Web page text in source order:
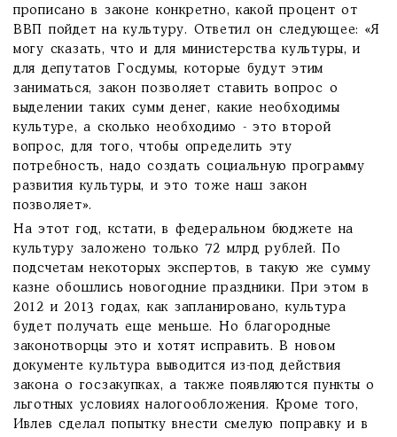
прописано в законе конкретно, какой процент от
ВВП пойдет на культуру. Ответил он следующее: «Я
могу сказать, что и для министерства культуры, и
для депутатов Госдумы, которые будут этим
заниматься, закон позволяет ставить вопрос о
выделении таких сумм денег, какие необходимы
культуре, а сколько необходимо - это второй
вопрос, для того, чтобы определить эту
потребность, надо создать социальную программу
развития культуры, и это тоже наш закон
позволяет».
На этот год, кстати, в федеральном бюджете на
культуру заложено только 72 млрд рублей. По
подсчетам некоторых экспертов, в такую же сумму
казне обошлись новогодние праздники. При этом в
2012 и 2013 годах, как запланировано, культура
будет получать еще меньше. Но благородные
законотворцы это и хотят исправить. В новом
документе культура выводится из-под действия
закона о госзакупках, а также появляются пункты о
льготных условиях налогообложения. Кроме того,
Ивлев сделал попытку внести смелую поправку и в